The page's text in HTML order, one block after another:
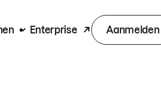
Enterprise Aanmelden